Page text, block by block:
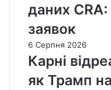
даних
заявок
6 Серпня 2026
Карні
як Трамп